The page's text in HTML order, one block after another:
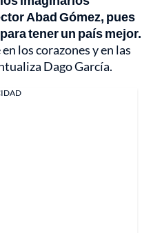
Abad Gómez, pues
tener un país mejor.
los corazones y en las
Dago García.